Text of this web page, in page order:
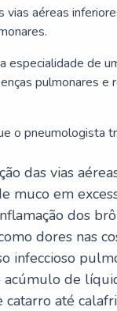
aéreas
especialidade de
pulmonares e
o pneumologista
das vias
muco em
dos
dores nas
infeccioso
acúmulo de
catarro até